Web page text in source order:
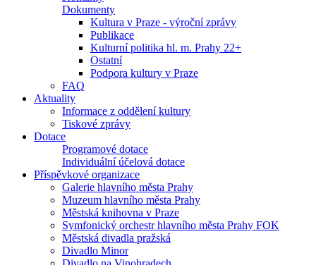
Dokumenty
Kultura v Praze - výroční zprávy
Publikace
Kulturní politika hl. m. Prahy 22+
Ostatní
Podpora kultury v Praze
FAQ
Aktuality
Informace z oddělení kultury
Tiskové zprávy
Dotace
Programové dotace
Individuální účelová dotace
Příspěvkové organizace
Galerie hlavního města Prahy
Muzeum hlavního města Prahy
Městská knihovna v Praze
Symfonický orchestr hlavního města Prahy FOK
Městská divadla pražská
Divadlo Minor